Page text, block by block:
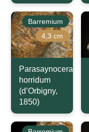
Barremium
4,3 cm
Parasaynoceras
horridum
(d’Orbigny,
1850)